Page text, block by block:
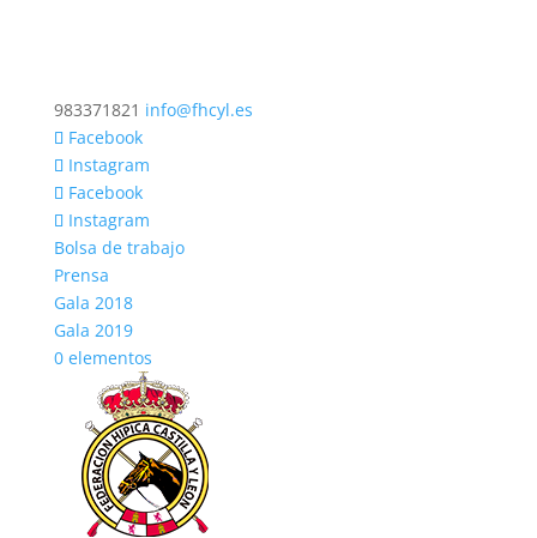
983371821 info@fhcyl.es
Facebook
Instagram
Facebook
Instagram
Bolsa de trabajo
Prensa
Gala 2018
Gala 2019
0 elementos